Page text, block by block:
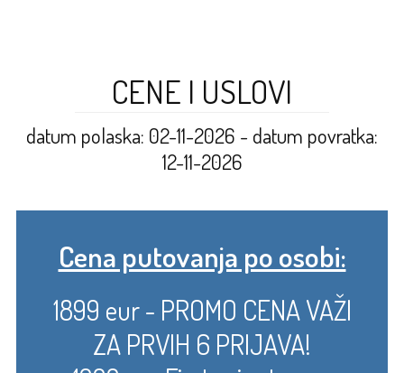
CENE I USLOVI
datum polaska: 02-11-2026 - datum povratka:
12-11-2026
Cena putovanja po osobi:
1899 eur - PROMO CENA VAŽI
ZA PRVIH 6 PRIJAVA!